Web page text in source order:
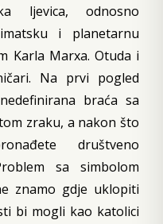
ljevica, odnosno
i planetarnu
Karla Marxa. Otuda i
Na prvi pogled
braća sa
zraku, a nakon što
društveno
sa simbolom
znamo gdje uklopiti
bi mogli kao katolici